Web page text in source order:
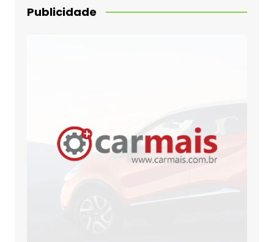
Publicidade